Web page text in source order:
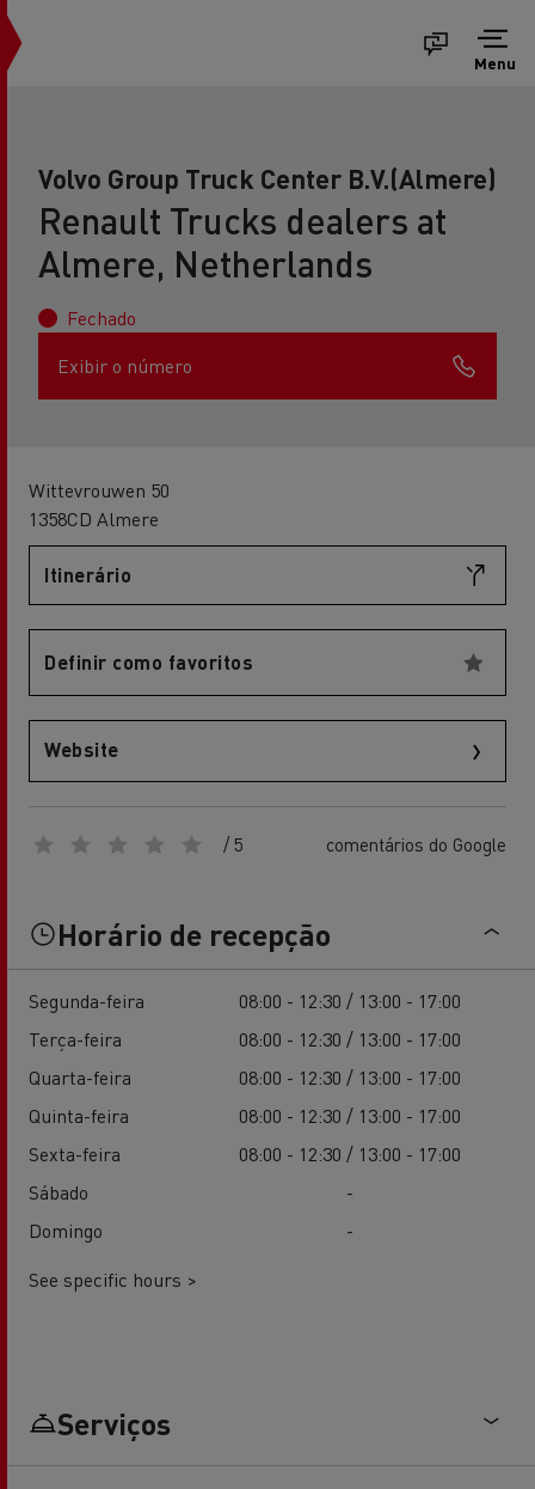
Menu
Volvo Group Truck Center B.V.(Almere)
Renault Trucks dealers at
Almere, Netherlands
Fechado
Exibir o número
Wittevrouwen 50
1358CD Almere
Itinerário
Definir como favoritos
Website
/ 5 comentários do Google
Horário de recepção
Segunda-feira
08:00 - 12:30 / 13:00 - 17:00
Terça-feira
08:00 - 12:30 / 13:00 - 17:00
Quarta-feira
08:00 - 12:30 / 13:00 - 17:00
Quinta-feira
08:00 - 12:30 / 13:00 - 17:00
Sexta-feira
08:00 - 12:30 / 13:00 - 17:00
Sábado
-
Domingo
-
See specific hours >
Serviços